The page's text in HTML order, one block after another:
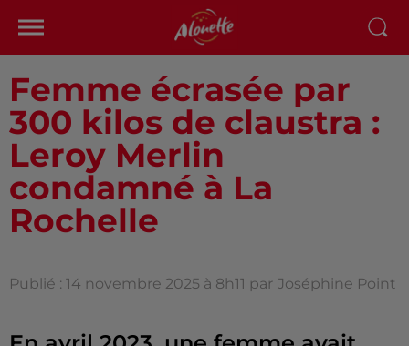
Femme écrasée par
300 kilos de claustra :
Leroy Merlin
condamné à La
Rochelle
Publié : 14 novembre 2025 à 8h11 par Joséphine Point